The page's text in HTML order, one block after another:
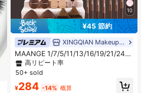
10
¥45 節約
XINGQIAN Makeup Brush
MAANGE 1/7/5/11/13/16/19/21/24個
プロフェッショナル メイクブラシセ
ット、収納バッグ、収納チューブ、
シ、ハイライターブラシ、コンシー
高リピート率
50+ sold
¥284 -14% 概算